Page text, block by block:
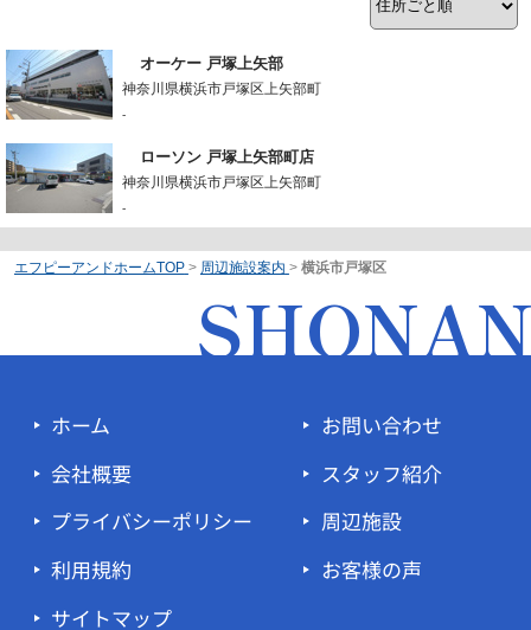
オーケー 戸塚上矢部
神奈川県横浜市戸塚区上矢部町
-
ローソン 戸塚上矢部町店
神奈川県横浜市戸塚区上矢部町
-
エフピーアンドホームTOP > 周辺施設案内 > 横浜市戸塚区
ホーム
会社概要
プライバシーポリシー
利用規約
サイトマップ
お問い合わせ
スタッフ紹介
周辺施設
お客様の声